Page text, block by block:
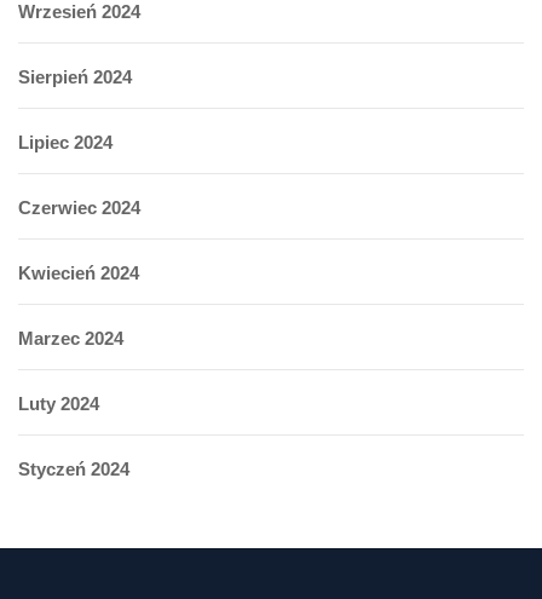
Wrzesień 2024
Sierpień 2024
Lipiec 2024
Czerwiec 2024
Kwiecień 2024
Marzec 2024
Luty 2024
Styczeń 2024